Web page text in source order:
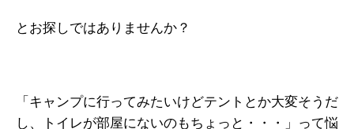
とお探しではありませんか？
「キャンプに行ってみたいけどテントとか大変そうだ
し、トイレが部屋にないのもちょっと・・・」って悩